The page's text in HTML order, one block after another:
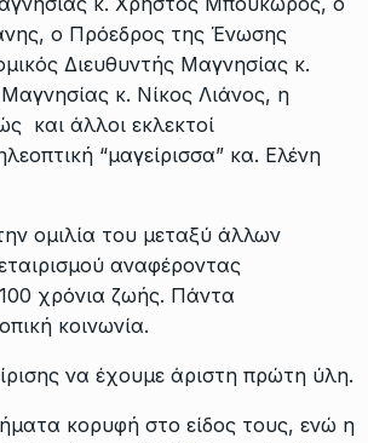
ο Πρόεδρος της Ένωσης
Διευθυντής Μαγνησίας κ.
κ. Νίκος Λιάνος, η
και άλλοι εκλεκτοί
“μαγείρισσα” κα. Ελένη
ομιλία του μεταξύ άλλων
αναφέροντας
χρόνια ζωής. Πάντα
κοινωνία.
να έχουμε άριστη πρώτη ύλη.
κορυφή στο είδος τους, ενώ η